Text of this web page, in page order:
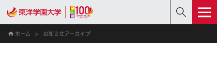
ホーム お知らせアーカイブ